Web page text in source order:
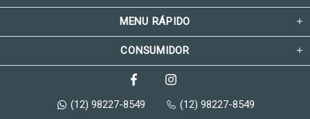
MENU RÁPIDO
CONSUMIDOR
(12) 98227-8549 (12) 98227-8549